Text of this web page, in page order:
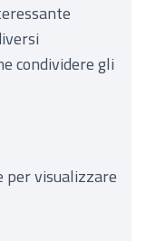
condividere gli
per visualizzare